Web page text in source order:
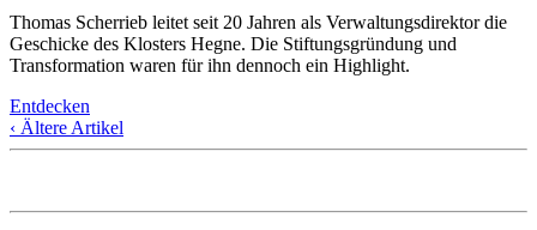
Thomas Scherrieb leitet seit 20 Jahren als Verwaltungsdirektor die
Geschicke des Klosters Hegne. Die Stiftungsgründung und
Transformation waren für ihn dennoch ein Highlight.
Entdecken
‹ Ältere Artikel